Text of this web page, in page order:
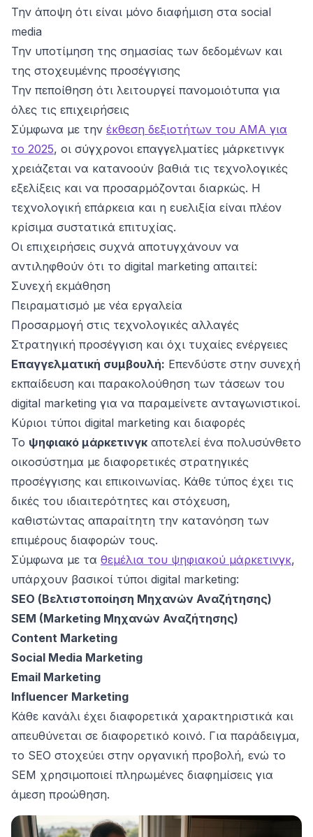
Την άποψη ότι είναι μόνο διαφήμιση στα social
media
Την υποτίμηση της σημασίας των δεδομένων και
της στοχευμένης προσέγγισης
Την πεποίθηση ότι λειτουργεί πανομοιότυπα για
όλες τις επιχειρήσεις
Σύμφωνα με την έκθεση δεξιοτήτων του AMA για
το 2025, οι σύγχρονοι επαγγελματίες μάρκετινγκ
χρειάζεται να κατανοούν βαθιά τις τεχνολογικές
εξελίξεις και να προσαρμόζονται διαρκώς. Η
τεχνολογική επάρκεια και η ευελιξία είναι πλέον
κρίσιμα συστατικά επιτυχίας.
Οι επιχειρήσεις συχνά αποτυγχάνουν να
αντιληφθούν ότι το digital marketing απαιτεί:
Συνεχή εκμάθηση
Πειραματισμό με νέα εργαλεία
Προσαρμογή στις τεχνολογικές αλλαγές
Στρατηγική προσέγγιση και όχι τυχαίες ενέργειες
Επαγγελματική συμβουλή: Επενδύστε στην συνεχή
εκπαίδευση και παρακολούθηση των τάσεων του
digital marketing για να παραμείνετε ανταγωνιστικοί.
Κύριοι τύποι digital marketing και διαφορές
Το ψηφιακό μάρκετινγκ αποτελεί ένα πολυσύνθετο
οικοσύστημα με διαφορετικές στρατηγικές
προσέγγισης και επικοινωνίας. Κάθε τύπος έχει τις
δικές του ιδιαιτερότητες και στόχευση,
καθιστώντας απαραίτητη την κατανόηση των
επιμέρους διαφορών τους.
Σύμφωνα με τα θεμέλια του ψηφιακού μάρκετινγκ,
υπάρχουν βασικοί τύποι digital marketing:
SEO (Βελτιστοποίηση Μηχανών Αναζήτησης)
SEM (Marketing Μηχανών Αναζήτησης)
Content Marketing
Social Media Marketing
Email Marketing
Influencer Marketing
Κάθε κανάλι έχει διαφορετικά χαρακτηριστικά και
απευθύνεται σε διαφορετικό κοινό. Για παράδειγμα,
το SEO στοχεύει στην οργανική προβολή, ενώ το
SEM χρησιμοποιεί πληρωμένες διαφημίσεις για
άμεση προώθηση.